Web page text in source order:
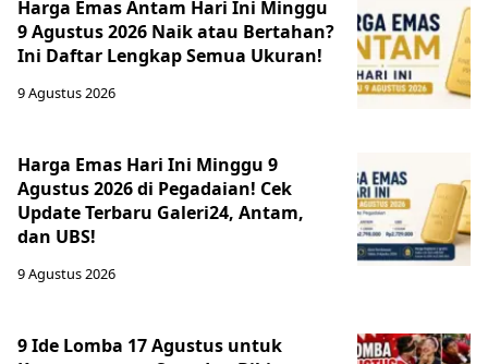
Harga Emas Antam Hari Ini Minggu
9 Agustus 2026 Naik atau Bertahan?
Ini Daftar Lengkap Semua Ukuran!
9 Agustus 2026
Harga Emas Hari Ini Minggu 9
Agustus 2026 di Pegadaian! Cek
Update Terbaru Galeri24, Antam,
dan UBS!
9 Agustus 2026
9 Ide Lomba 17 Agustus untuk